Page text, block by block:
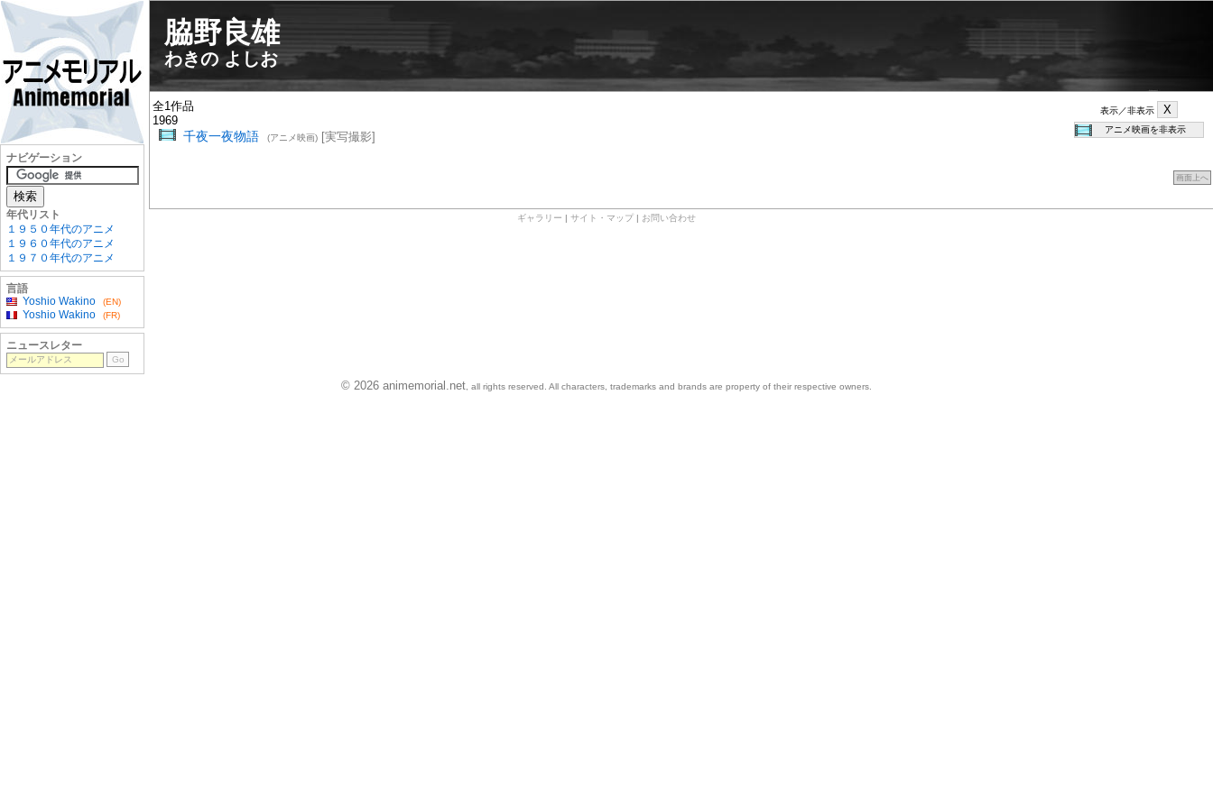
脇野良雄
わきの よしお
表示／非表示
全1作品
1969
千夜一夜物語 (アニメ映画)[実写撮影]
画面上へ
ギャラリー サイト・マップ お問い合わせ
ナビゲーション
年代リスト
１９５０年代のアニメ
１９６０年代のアニメ
１９７０年代のアニメ
言語
Yoshio Wakino
(EN)
Yoshio Wakino (FR)
ニュースレター
© 2026 animemorial.net , all rights reserved. All characters, trademarks and brands are property of their respective owners.